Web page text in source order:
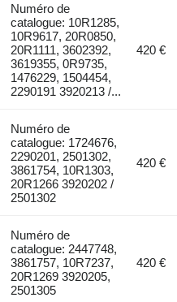
Numéro de
catalogue: 10R1285,
10R9617, 20R0850,
20R1111, 3602392,
3619355, 0R9735,
1476229, 1504454,
2290191 3920213 /...
420 €
Numéro de
catalogue: 1724676,
2290201, 2501302,
3861754, 10R1303,
20R1266 3920202 /
2501302
420 €
Numéro de
catalogue: 2447748,
3861757, 10R7237,
20R1269 3920205,
2501305
420 €